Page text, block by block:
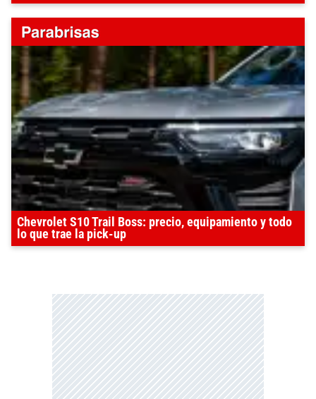
Chevrolet S10 Trail Boss: precio, equipamiento y todo
lo que trae la pick-up